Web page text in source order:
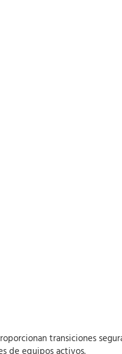
transiciones